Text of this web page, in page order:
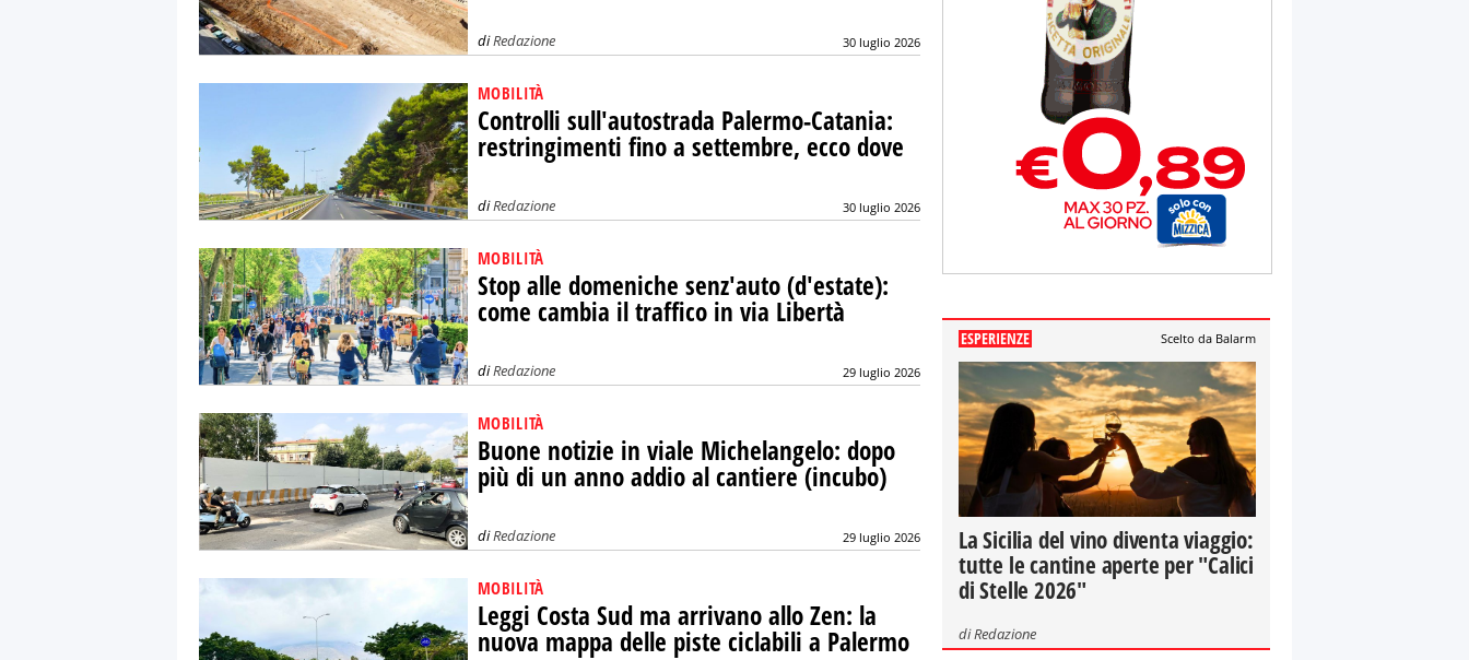
diRedazione 30 luglio 2026
MOBILITÀ
Controlli sull'autostrada Palermo-Catania:
restringimenti fino a settembre, ecco dove
diRedazione 30 luglio 2026
MOBILITÀ
Stop alle domeniche senz'auto (d'estate):
come cambia il traffico in via Libertà
diRedazione 29 luglio 2026
MOBILITÀ
Buone notizie in viale Michelangelo: dopo
più di un anno addio al cantiere (incubo)
diRedazione 29 luglio 2026
MOBILITÀ
Leggi Costa Sud ma arrivano allo Zen: la
nuova mappa delle piste ciclabili a Palermo
ESPERIENZE Scelto da Balarm
La Sicilia del vino diventa viaggio:
tutte le cantine aperte per "Calici
di Stelle 2026"
diRedazione